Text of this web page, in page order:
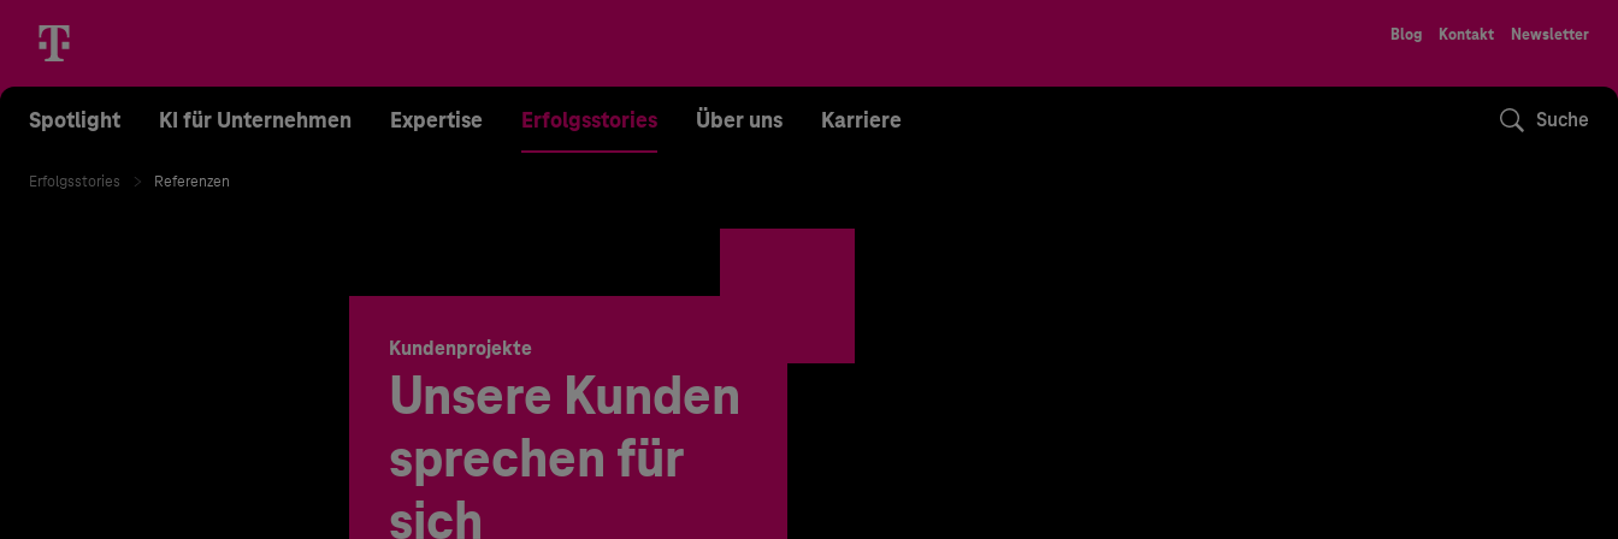
Blog Kontakt Newsletter
Spotlight KI für Unternehmen Expertise Erfolgsstories Über uns Karriere Suche
Erfolgsstories Referenzen
Kundenprojekte
Unsere Kunden
sprechen für
sich